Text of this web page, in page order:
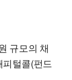
규모의 채
털콜(펀드